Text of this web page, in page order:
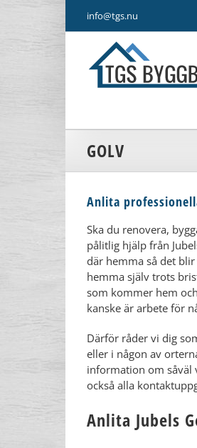
innehållet
info@tgs.nu
GOLV
Anlita
Ska du renovera,
pålitlig hjälp från
där hemma så det
hemma själv trots
som kommer hem
kanske är arbete för
Därför råder vi dig
eller i någon av
information om såväl
också alla
Anlita Jubels